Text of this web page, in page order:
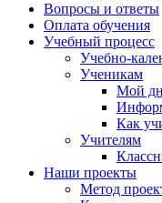
Вопросы и ответы
Оплата обучения
Учебный процесс
Учебно-
Ученикам
Мой
Как
Учителям
Наши проекты
Метод